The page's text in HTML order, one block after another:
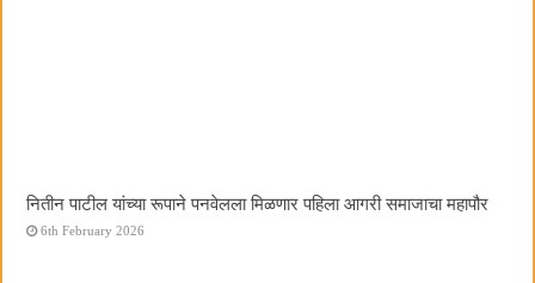
नितीन पाटील यांच्या रूपाने पनवेलला मिळणार पहिला आगरी समाजाचा महापौर
6th February 2026